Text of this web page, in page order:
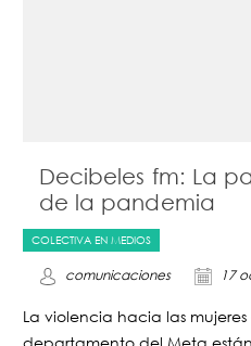
Decibeles fm: La
de la pandemia
COLECTIVA EN MEDIOS
comunicaciones 17
La violencia hacia las